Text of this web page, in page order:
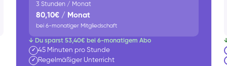
3 Stunden / Monat
80,10€ / Monat
bei 6-monatiger Mitgliedschaft
↓ Du sparst 53,40€ bei 6-monatigem Abo
✓ 45 Minuten pro Stunde
✓ Regelmäßiger Unterricht